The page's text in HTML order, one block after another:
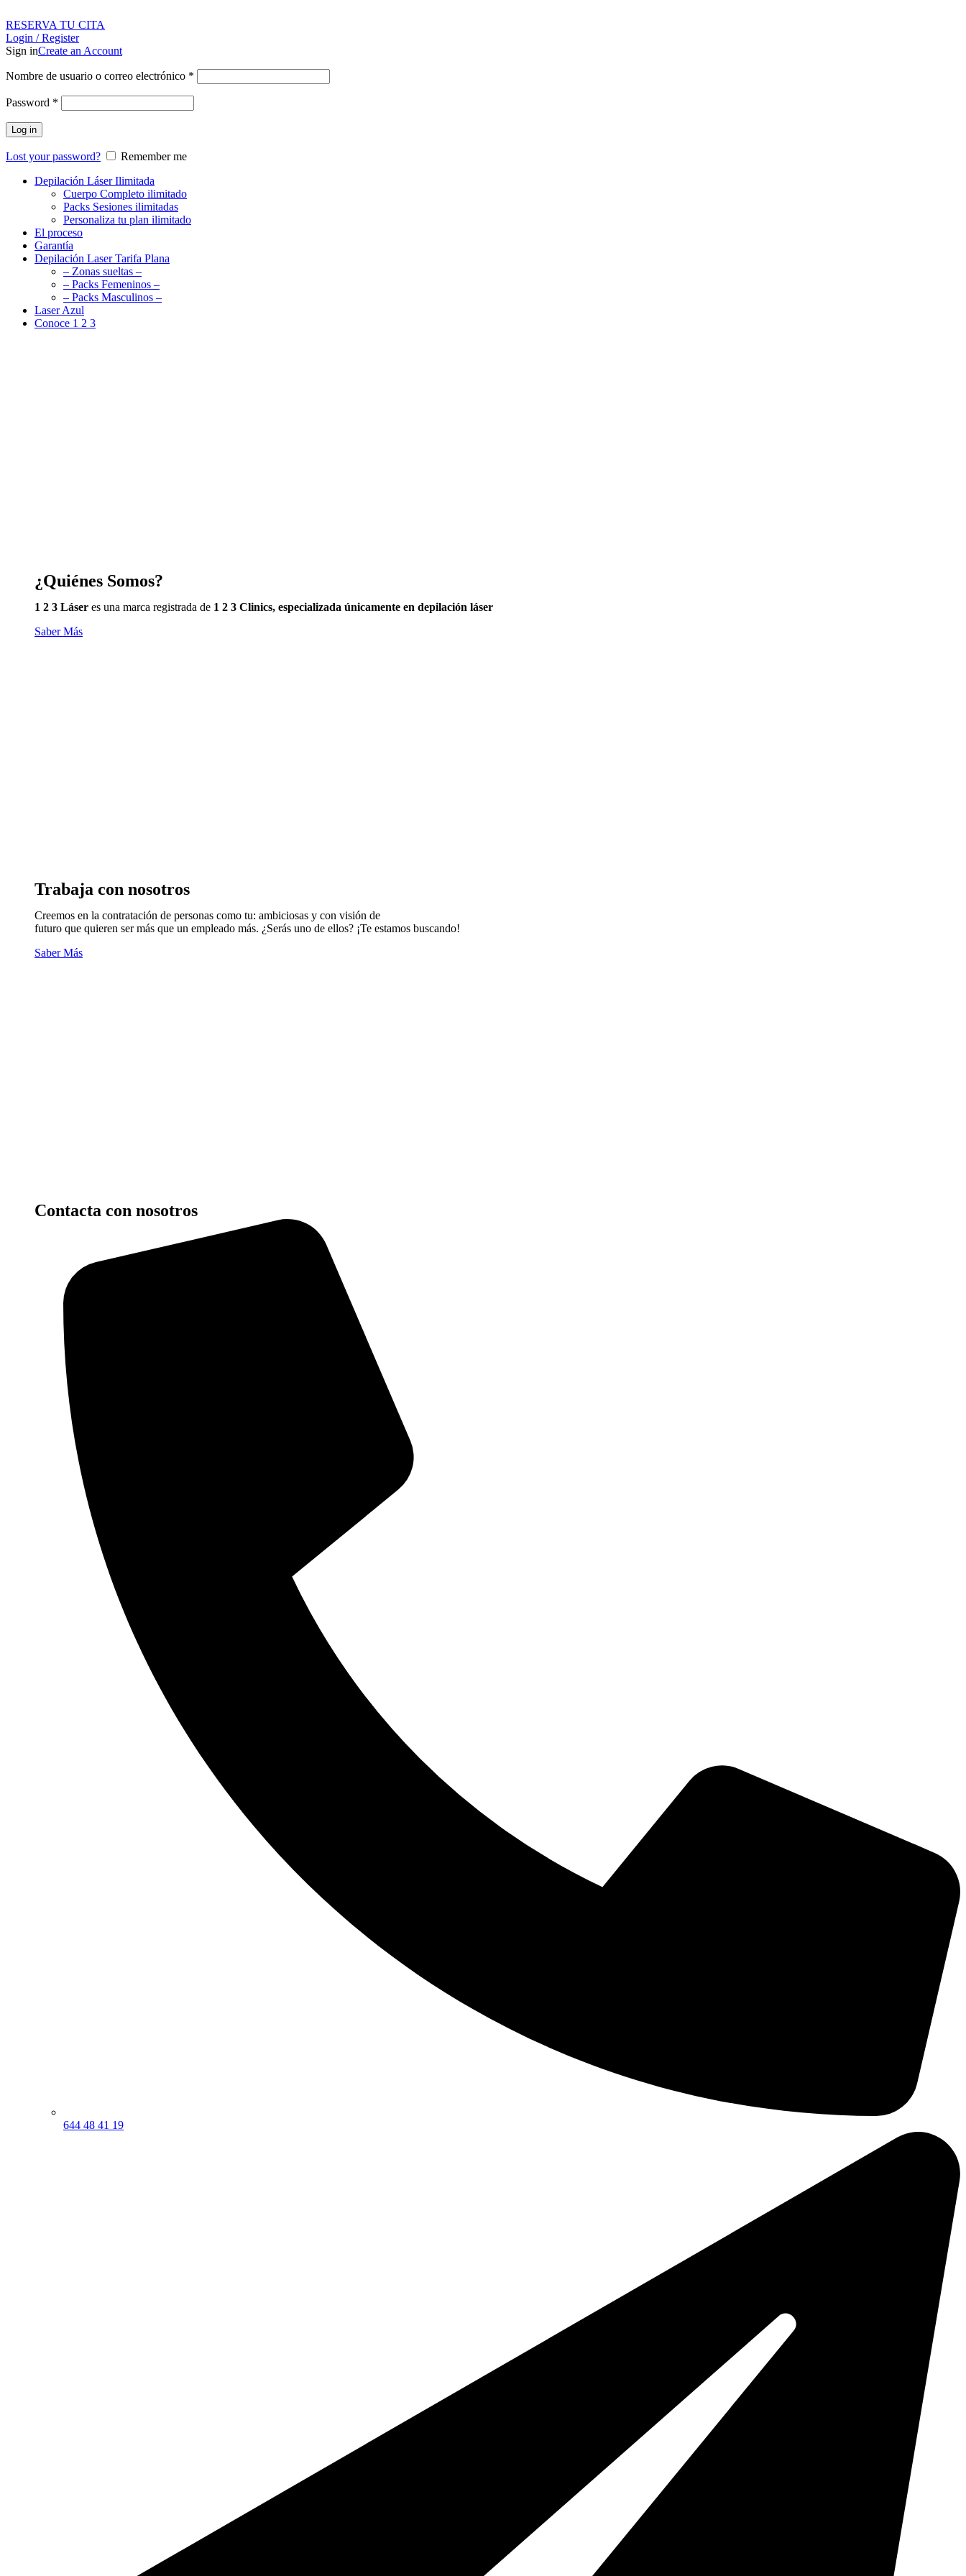
RESERVA TU CITA
Login / Register
Sign inCreate an Account
Nombre de usuario o correo electrónico *
Password *
Log in
Lost your password?
Remember me
Depilación Láser Ilimitada
Cuerpo Completo ilimitado
Packs Sesiones ilimitadas
Personaliza tu plan ilimitado
El proceso
Garantía
Depilación Laser Tarifa Plana
– Zonas sueltas –
– Packs Femeninos –
– Packs Masculinos –
Laser Azul
Conoce 1 2 3
¿Quiénes Somos?
1 2 3 Láser es una marca registrada de 1 2 3 Clinics, especializada únicamente en depilación láser
Saber Más
Trabaja con nosotros
Creemos en la contratación de personas como tu: ambiciosas y con visión de
futuro que quieren ser más que un empleado más. ¿Serás uno de ellos? ¡Te estamos buscando!
Saber Más
Contacta con nosotros
644 48 41 19